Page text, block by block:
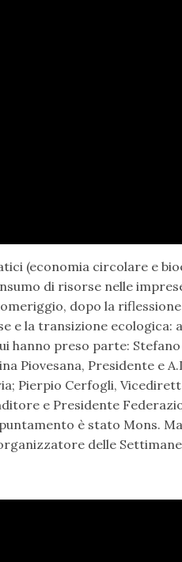
(economia circolare e
di risorse nelle
dopo la
e la transizione ecologica:
hanno preso parte:
Piovesana, Presidente e
Pierpio Cerfogli,
e Presidente
è stato Mons.
delle